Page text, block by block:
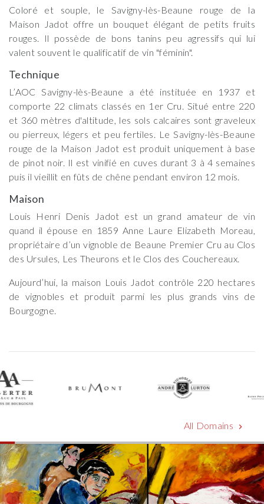
Coloré et souple, le Savigny-lès-Beaune rouge de la
Maison Jadot offre un bouquet élégant de petits fruits
rouges. Il possède de bons tanins peu agressifs qui lui
valent souvent le qualificatif de vin "féminin".
Technique
L’AOC Savigny-lès-Beaune a été instituée en 1937 et
comporte 22 climats classés en 1er Cru. Situé entre 220
et 360 mètres d'altitude, les sols calcaires sont graveleux
ou pierreux, légers et peu fertiles. Le Savigny-lès-Beaune
rouge de la Maison Jadot est produit uniquement à base
de pinot noir. Il est vinifié en cuves durant 3 à 4 semaines
puis il vieillit en fûts de chêne pendant environ 12 mois.
Maison
Louis Henri Denis Jadot est un grand amateur de vin
quand il épouse en 1859 Anne Laure Elizabeth Moreau,
propriétaire d’un vignoble de Beaune Premier Cru au Clos
des Ursules, Les Theurons et le Clos des Couchereaux.
Aujourd’hui, la maison Louis Jadot contrôle 220 hectares
de vignobles et produit parmi les plus grands vins de
Bourgogne.
All Domains chevron_right